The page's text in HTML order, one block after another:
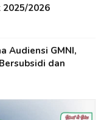
2025/2026
Audiensi GMNI,
dan